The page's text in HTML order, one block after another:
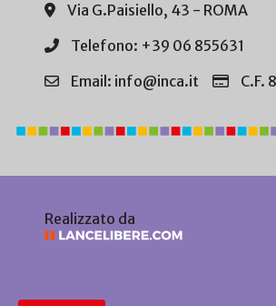
Via G.Paisiello, 43 - ROMA
Telefono: +39 06 855631
Email: info@inca.it
C.F.
Realizzato da